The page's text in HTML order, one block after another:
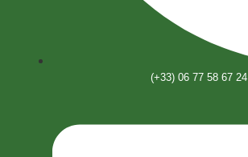
(+33) 06 77 58 67 24